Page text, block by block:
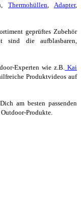
Thermohüllen Adapter,
geprüftes Zubehör
sind die aufblasbaren,
Experten wie z.B. Kai
Produktvideos auf
am besten passenden
Produkte.